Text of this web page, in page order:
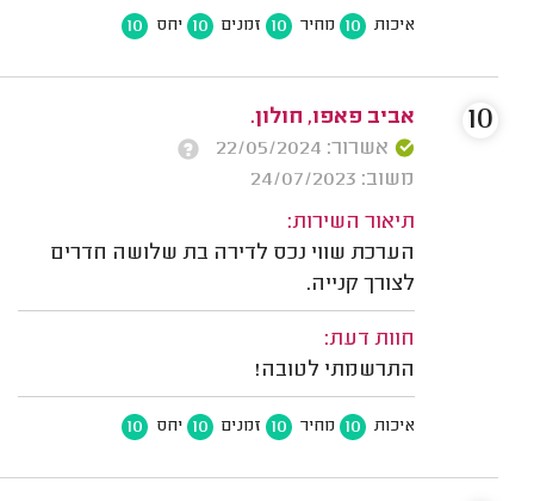
איכות 10 מחיר 10 זמנים 10 יחס 10
אביב פאפו, חולון.
אשרור: 22/05/2024
משוב: 24/07/2023
תיאור השירות:
הערכת שווי נכס לדירה בת שלושה חדרים
לצורך קנייה.
חוות דעת:
התרשמתי לטובה!
איכות 10 מחיר 10 זמנים 10 יחס 10
10